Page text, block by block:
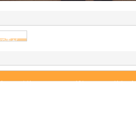
手が
をした会社となっています。近年はストレス社会と